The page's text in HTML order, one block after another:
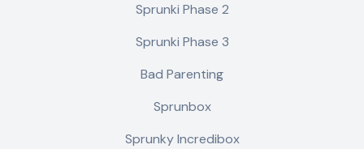
Sprunki Phase 2
Sprunki Phase 3
Bad Parenting
Sprunbox
Sprunky Incredibox